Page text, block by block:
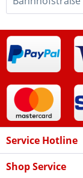
Service Hotline
Shop Service